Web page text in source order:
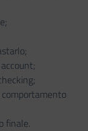
finale.